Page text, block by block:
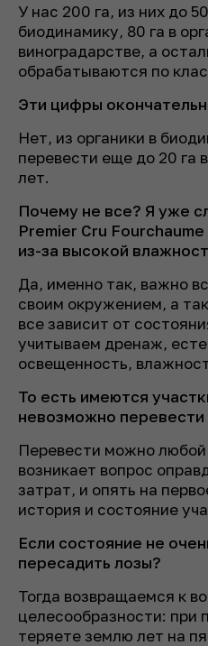
У нас 200 га, из них до
биодинамику, 80 га в
виноградарстве, а
обрабатываются по
Эти цифры
Нет, из органики в
перевести еще до 20 га
лет.
Почему не все? Я уже
Premier Cru
из-за высокой
Да, именно так, важно
своим окружением, а
все зависит от
учитываем дренаж,
освещенность,
То есть имеются
невозможно перевести
Перевести можно любой
возникает вопрос
затрат, и опять на
история и состояние
Если состояние не
пересадить лозы?
Тогда возвращаемся к
целесообразности: при
теряете землю лет на